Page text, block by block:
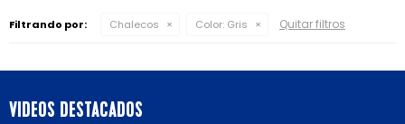
Filtrando por: Chalecos Color: Gris Quitar filtros
VIDEOS DESTACADOS